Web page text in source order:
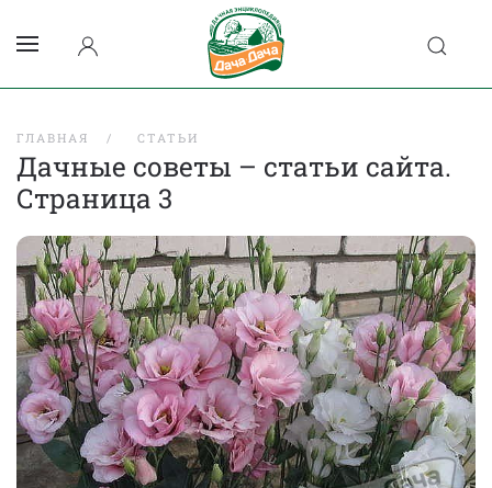
ГЛАВНАЯ СТАТЬИ
Дачные советы – статьи сайта.
Страница 3